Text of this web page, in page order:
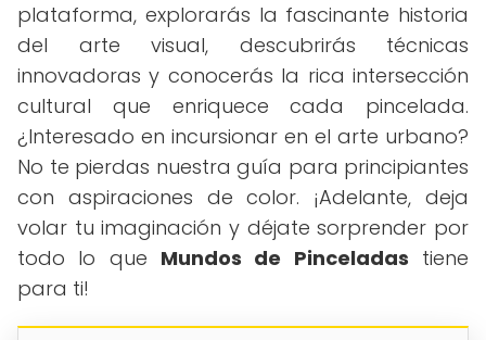
plataforma, explorarás la fascinante historia
del arte visual, descubrirás técnicas
innovadoras y conocerás la rica intersección
cultural que enriquece cada pincelada.
¿Interesado en incursionar en el arte urbano?
No te pierdas nuestra guía para principiantes
con aspiraciones de color. ¡Adelante, deja
volar tu imaginación y déjate sorprender por
todo lo que Mundos de Pinceladas tiene
para ti!